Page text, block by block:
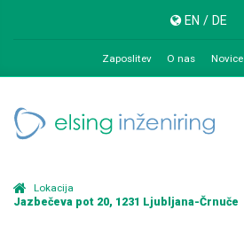
EN / DE
Zaposlitev O nas Novice
Lokacija
Jazbečeva pot 20, 1231 Ljubljana-Črnuče